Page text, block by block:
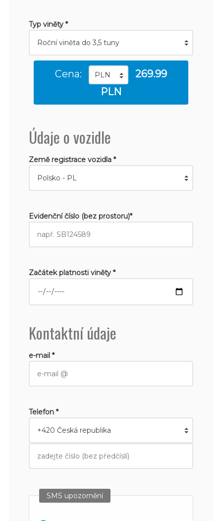
Typ viněty *
Cena:
269.99
PLN
Údaje o vozidle
Země registrace vozidla *
Evidenční číslo (bez prostoru)*
Začátek platnosti viněty *
Kontaktní údaje
e-mail *
Telefon *
SMS upozornění